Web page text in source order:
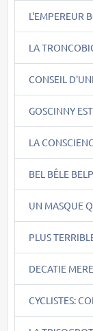
L'EMPEREUR
LA
CONSEIL
GOSCINNY
LA
BEL BÊLE
UN MASQUE
PLUS
DECATIE
CYCLISTES: